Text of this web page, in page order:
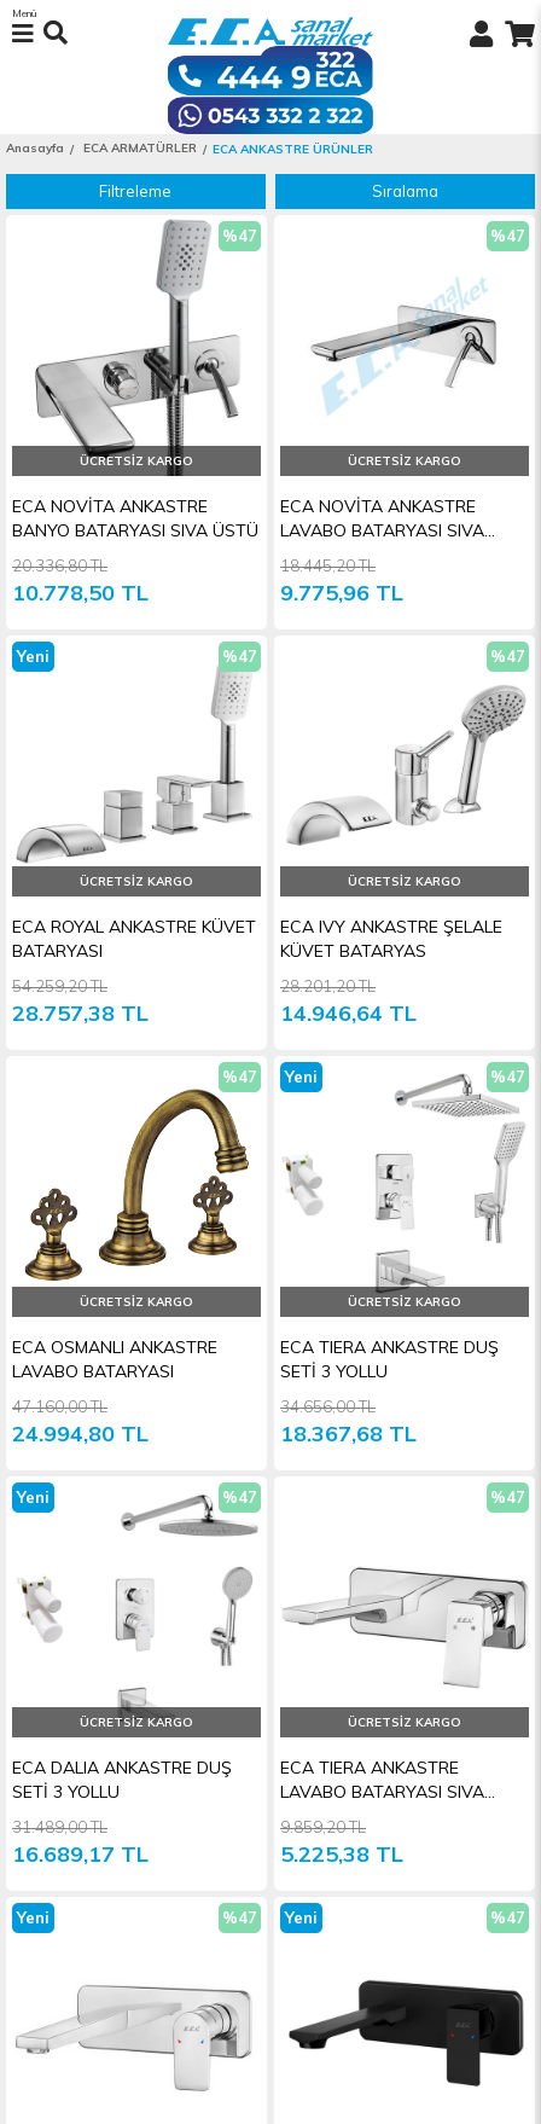
Menü
Anasayfa ECA ARMATÜRLER ECA ANKASTRE ÜRÜNLER
Filtreleme Sıralama
ECA NOVİTA ANKASTRE
BANYO BATARYASI SIVA ÜSTÜ
10.778,50 TL
20.336,80 TL
%47
ÜCRETSIZ KARGO
ECA NOVİTA ANKASTRE
LAVABO BATARYASI SIVA
ÜSTÜ
9.775,96 TL
18.445,20 TL
%47
ÜCRETSIZ KARGO
ECA ROYAL ANKASTRE KÜVET
BATARYASI
28.757,38 TL
54.259,20 TL
%47
İndirim
ÜCRETSIZ KARGO
Yeni
ECA IVY ANKASTRE ŞELALE
KÜVET BATARYAS
14.946,64 TL
28.201,20 TL
%47
ÜCRETSIZ KARGO
ECA OSMANLI ANKASTRE
LAVABO BATARYASI
24.994,80 TL
47.160,00 TL
%47
İndirim
ÜCRETSIZ KARGO
ECA TIERA ANKASTRE DUŞ
SETİ 3 YOLLU
18.367,68 TL
34.656,00 TL
%47
ÜCRETSIZ KARGO
Yeni
ECA DALIA ANKASTRE DUŞ
SETİ 3 YOLLU
16.689,17 TL
31.489,00 TL
%47
İndirim
ÜCRETSIZ KARGO
Yeni
ECA TIERA ANKASTRE
LAVABO BATARYASI SIVA
ÜSTÜ GRUBU-TEK ROZET
5.225,38 TL
9.859,20 TL
%47
ÜCRETSIZ KARGO
%47
Yeni
%47
Yeni